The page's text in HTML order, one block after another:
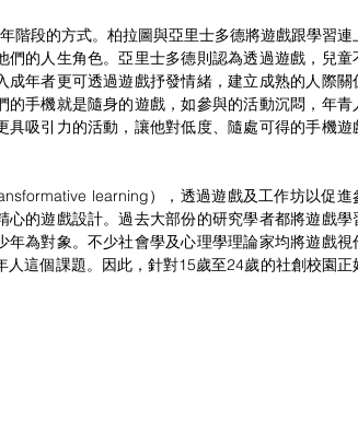
的人生角色。亞里士多德則認為透過遊戲，兒童
年者更可透過遊戲抒發情緒，建立成熟的人際關
手機就是隨身的遊戲，如參與的活動沉悶，年青
吸引力的活動，讓他對低度、隨處可得的手機遊
learning），透過遊戲及工作坊以促進
的遊戲設計。過去大部份的研究學者都將遊戲學
為對象。不少社會學及心理學理論家均將遊戲視
這個課題。因此，針對15歲至24歲的社創校園正